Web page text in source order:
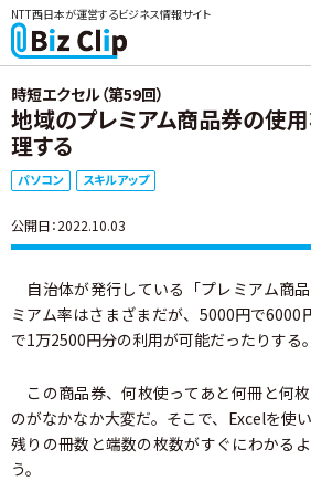
NTT西日本が運営するビジネス情報サイト
時短エクセル（第59回）
地域のプレミアム商品券の使
理する
パソコン スキルアップ
公開日：2022.10.03
自治体が発行している「プレミアム商
ミアム率はさまざまだが、5000円で6000
で1万2500円分の利用が可能だったりする。
この商品券、何枚使ってあと何冊と何
のがなかなか大変だ。そこで、Excelを使
残りの冊数と端数の枚数がすぐにわかる
う。